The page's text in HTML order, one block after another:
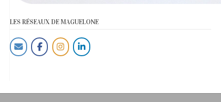
LES RÉSEAUX DE MAGUELONE